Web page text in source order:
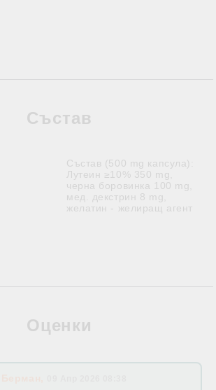
Състав
Състав (500 mg капсула):
Лутеин ≥10% 350 mg,
черна боровинка 100 mg,
мед. декстрин 8 mg,
желатин - желиращ агент
Оценки